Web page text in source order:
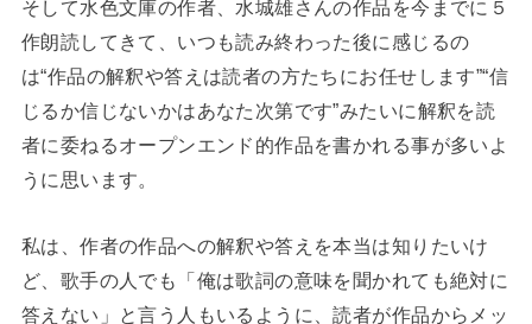
そして水色文庫の作者、水城雄さんの作品を今までに５
作朗読してきて、いつも読み終わった後に感じるの
は“作品の解釈や答えは読者の方たちにお任せします”“信
じるか信じないかはあなた次第です”みたいに解釈を読
者に委ねるオープンエンド的作品を書かれる事が多いよ
うに思います。
私は、作者の作品への解釈や答えを本当は知りたいけ
ど、歌手の人でも「俺は歌詞の意味を聞かれても絶対に
答えない」と言う人もいるように、読者が作品からメッ